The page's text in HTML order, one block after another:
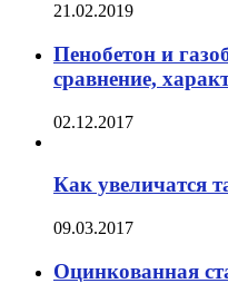
21.02.2019
Пенобетон и
сравнение,
02.12.2017
Как увеличатся
09.03.2017
Оцинкованная